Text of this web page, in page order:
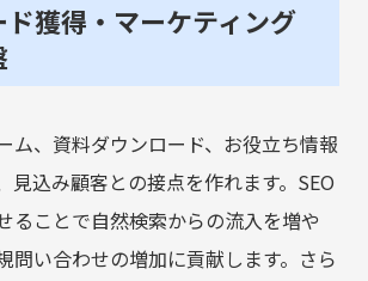
ド獲得・マーケティング
ム、資料ダウンロード、お役立ち情報
見込み顧客との接点を作れます。SEO
ることで自然検索からの流入を増や
問い合わせの増加に貢献します。さら